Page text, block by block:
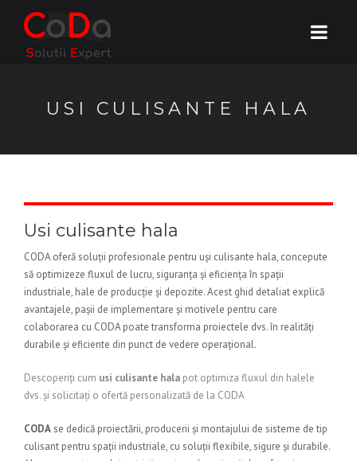
USI CULISANTE HALA
Usi culisante hala
CODA oferă soluții profesionale pentru uși culisante hala, concepute
să optimizeze fluxul de lucru, siguranța și eficiența în spații
industriale, hale de producție și depozite. Acest ghid detaliat explică
avantajele, pașii de implementare și motivele pentru care
colaborarea cu CODA poate transforma proiectele dvs. în realități
durabile și eficiente din punct de vedere operațional.
Descoperiți cum usi culisante hala pot optimiza fluxul din halele
dvs. și solicitați o ofertă personalizată de la CODA
CODAse dedică proiectării, producerii și montajului de sisteme de tip
culisant pentru spații industriale, cu soluții flexibile, sigure și durabile.